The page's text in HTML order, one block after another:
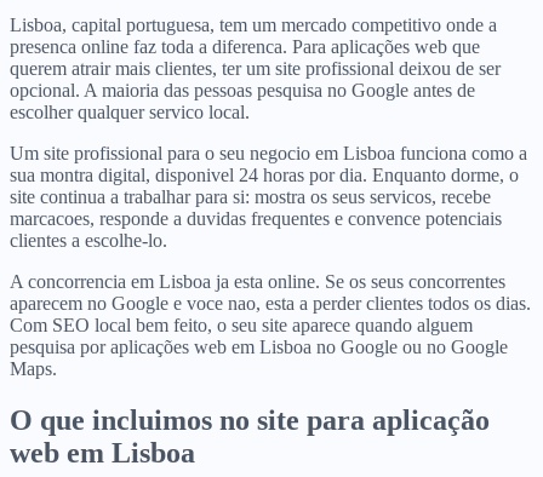
Lisboa, capital portuguesa, tem um mercado competitivo onde a
presenca online faz toda a diferenca. Para aplicações web que
querem atrair mais clientes, ter um site profissional deixou de ser
opcional. A maioria das pessoas pesquisa no Google antes de
escolher qualquer servico local.
Um site profissional para o seu negocio em Lisboa funciona como a
sua montra digital, disponivel 24 horas por dia. Enquanto dorme, o
site continua a trabalhar para si: mostra os seus servicos, recebe
marcacoes, responde a duvidas frequentes e convence potenciais
clientes a escolhe-lo.
A concorrencia em Lisboa ja esta online. Se os seus concorrentes
aparecem no Google e voce nao, esta a perder clientes todos os dias.
Com SEO local bem feito, o seu site aparece quando alguem
pesquisa por aplicações web em Lisboa no Google ou no Google
Maps.
O que incluimos no site para aplicação
web em Lisboa